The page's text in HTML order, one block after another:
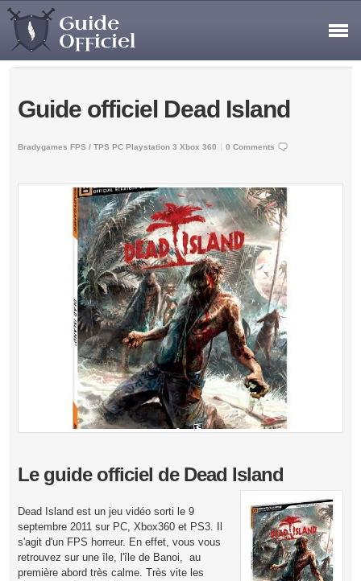
Guide officiel Dead Island
Bradygames FPS / TPS PC Playstation 3 Xbox 360 0 Comments
Le guide officiel de Dead Island
Dead Island est un jeu vidéo sorti le 9
septembre 2011 sur PC, Xbox360 et PS3. Il
s'agit d'un FPS horreur. En effet, vous vous
retrouvez sur une île, l'île de Banoi, au
première abord très calme. Très vite les